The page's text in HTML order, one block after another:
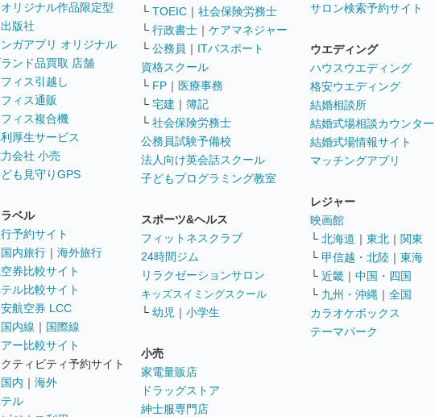
オリジナル作品限定型
出版社
ガアプリ オリジナル
ンド品買取 店舗
ィス引越し
ィス通販
ィス複合機
厚生サービス
会社 小売
も見守りGPS
ラベル
予約サイト
国内旅行 ｜ 海外旅行
券比較サイト
ル比較サイト
航空券 LCC
国内線 ｜ 国際線
ー比較サイト
ティビティ予約サイト
国内 ｜ 海外
ル
└ TOEIC ｜ 社会保険労務士
└ 行政書士 ｜ ケアマネジャー
└ 公務員 ｜ ITパスポート
資格スクール
└ FP ｜ 医療事務
└ 宅建 ｜ 簿記
└ 社会保険労務士
公務員試験予備校
法人向け英会話スクール
子どもプログラミング教室
スポーツ&ヘルス
フィットネスクラブ
24時間ジム
リラクゼーションサロン
キッズスイミングスクール
└ 幼児 ｜ 小学生
小売
家電量販店
ドラッグストア
紳士服専門店
サロン検索予約サイト
ウエディング
ハウスウエディング
格安ウエディング
結婚相談所
結婚式場相談カウンター
結婚式場情報サイト
マッチングアプリ
レジャー
映画館
└ 北海道 ｜ 東北 ｜ 関東
└ 甲信越・北陸 ｜ 東海
└ 近畿 ｜ 中国・四国
└ 九州・沖縄 ｜ 全国
カラオケボックス
テーマパーク